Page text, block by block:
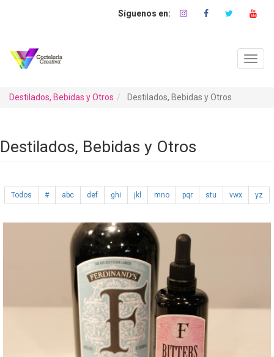
Destilados, Bebidas y Otros Destilados, Bebidas y Otros
Destilados, Bebidas y Otros
Todos # abc def ghi jkl mno pqr stu vwx yz